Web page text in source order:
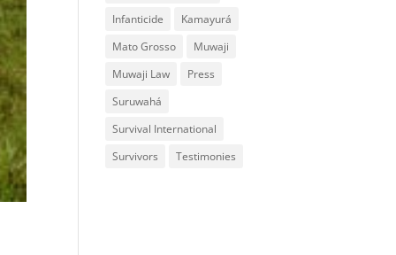
Infanticide
Kamayurá
Mato Grosso
Muwaji
Muwaji Law
Press
Suruwahá
Survival International
Survivors
Testimonies